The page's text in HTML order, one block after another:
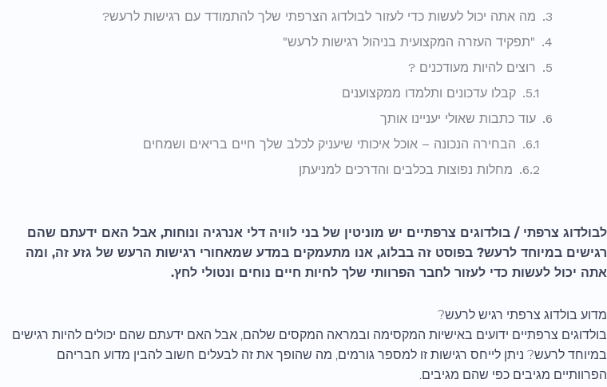
מה אתה יכול לעשות כדי לעזור לבולדוג הצרפתי שלך להתמודד עם רגישות לרעש?
"תפקיד העזרה המקצועית בניהול רגישות לרעש"
רוצים להיות מעודכנים ?
קבלו עדכונים ותלמדו ממקצוענים
עוד כתבות שאולי יעניינו אותך
הבחירה הנכונה – אוכל איכותי שיעניק לכלב שלך חיים בריאים ושמחים
מחלות נפוצות בכלבים והדרכים למניעתן
לבולדוג צרפתי / בולדוגים צרפתיים יש מוניטין של בני לוויה דלי אנרגיה ונוחות, אבל האם ידעתם שהם
רגישים במיוחד לרעש? בפוסט זה בבלוג, אנו מתעמקים במדע שמאחורי רגישות הרעש של גזע זה, ומה
אתה יכול לעשות כדי לעזור לחבר הפרוותי שלך לחיות חיים נוחים ונטולי לחץ.
מדוע בולדוג צרפתי רגיש לרעש?
בולדוגים צרפתיים ידועים באישיות המקסימה ובמראה המקסים שלהם, אבל האם ידעתם שהם יכולים להיות רגישים
במיוחד לרעש? ניתן לייחס רגישות זו למספר גורמים, מה שהופך את זה לבעלים חשוב להבין מדוע חבריהם
הפרוותיים מגיבים כפי שהם מגיבים.